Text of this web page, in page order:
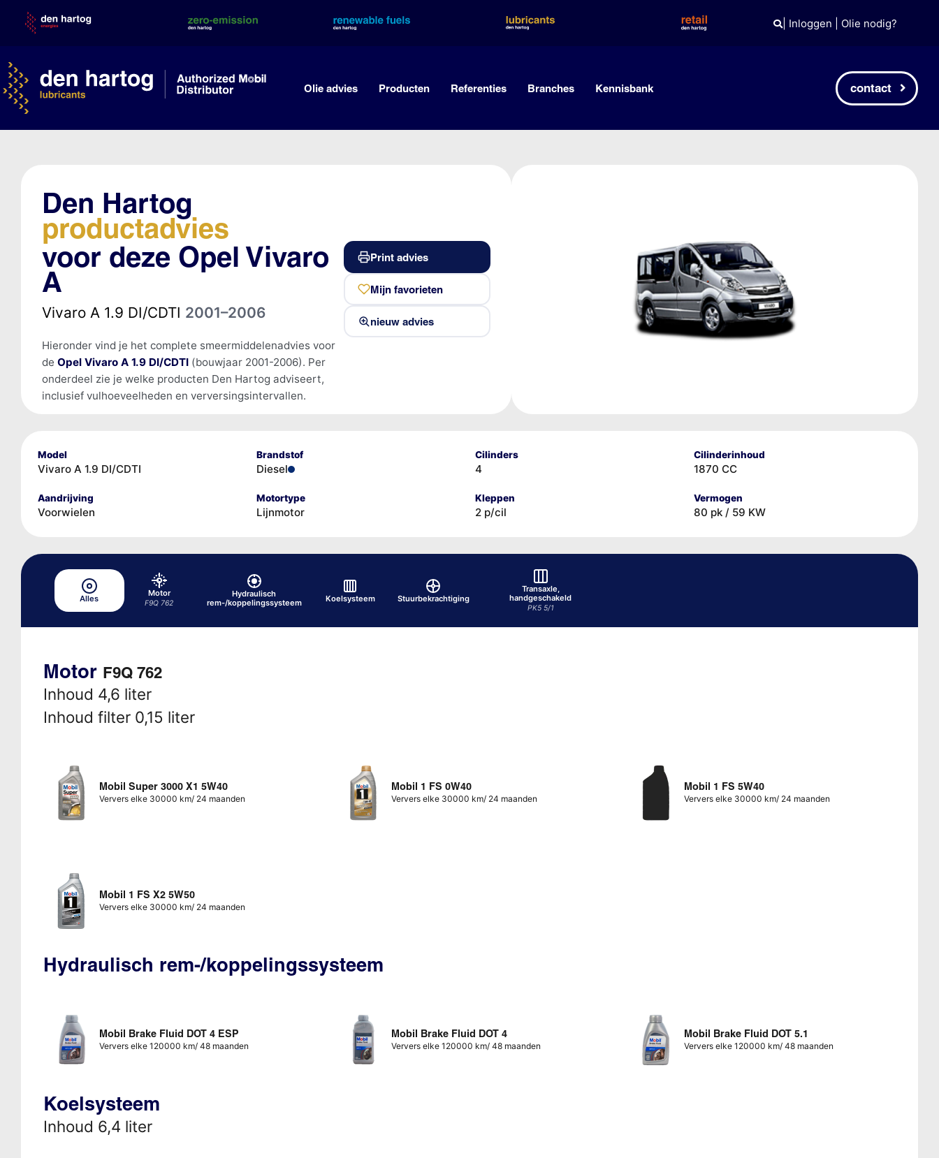
content
| Inloggen Olie nodig?
Olie advies Producten Referenties Branches Kennisbank contact
Den Hartog
productadvies
voor deze Opel Vivaro
A
Vivaro A 1.9 DI/CDTI 2001–2006
Hieronder vind je het complete smeermiddelenadvies voor
de Opel Vivaro A 1.9 DI/CDTI(bouwjaar 2001-2006). Per
onderdeel zie je welke producten Den Hartog adviseert,
inclusief vulhoeveelheden en verversingsintervallen.
Print advies
Mijn favorieten
nieuw advies
Model
Vivaro A 1.9 DI/CDTI
Brandstof
Diesel
Cilinders
4
Cilinderinhoud
1870 CC
Aandrijving
Voorwielen
Motortype
Lijnmotor
Kleppen
2 p/cil
Vermogen
80 pk / 59 KW
Alles
Motor
F9Q 762
Hydraulisch
rem-/koppelingssysteem
Koelsysteem Stuurbekrachtiging
Transaxle,
handgeschakeld
PK5 5/1
Motor F9Q 762
Inhoud 4,6 liter
Inhoud filter 0,15 liter
Mobil Super 3000 X1 5W40
Ververs elke 30000 km/ 24 maanden
Mobil 1 FS 0W40
Ververs elke 30000 km/ 24 maanden
Mobil 1 FS 5W40
Ververs elke 30000 km/ 24 maanden
Mobil 1 FS X2 5W50
Ververs elke 30000 km/ 24 maanden
Hydraulisch rem-/koppelingssysteem
Mobil Brake Fluid DOT 4 ESP
Ververs elke 120000 km/ 48 maanden
Mobil Brake Fluid DOT 4
Ververs elke 120000 km/ 48 maanden
Mobil Brake Fluid DOT 5.1
Ververs elke 120000 km/ 48 maanden
Koelsysteem
Inhoud 6,4 liter